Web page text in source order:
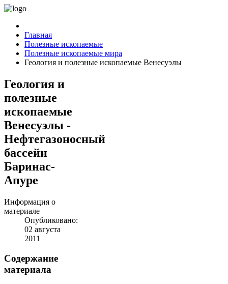
Главная
Полезные ископаемые
Полезные ископаемые мира
Геология и полезные ископаемые Венесуэлы
Геология и
полезные
ископаемые
Венесуэлы -
Нефтегазоносный
бассейн
Баринас-
Апуре
Информация о
материале
Опубликовано:
02 августа
2011
Содержание
материала